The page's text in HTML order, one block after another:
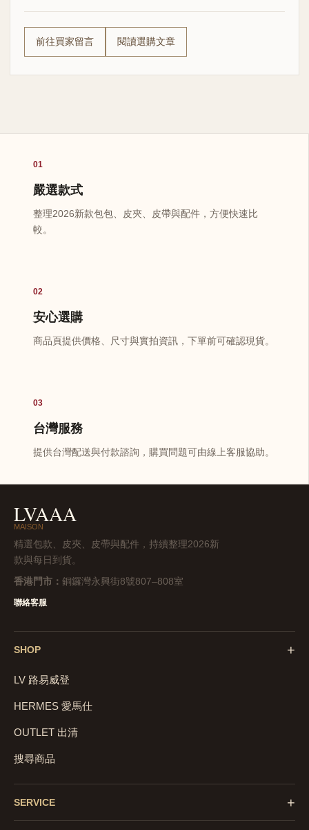
前往買家留言 閱讀選購文章
01
嚴選款式
整理2026新款包包、皮夾、皮帶與配件，方便快速比
較。
02
安心選購
商品頁提供價格、尺寸與實拍資訊，下單前可確認現貨。
03
台灣服務
提供台灣配送與付款諮詢，購買問題可由線上客服協助。
LVAAA
MAISON
精選包款、皮夾、皮帶與配件，持續整理2026新
款與每日到貨。
香港門市： 銅鑼灣永興街8號807–808室
聯絡客服
SHOP +
LV 路易威登
HERMES 愛馬仕
OUTLET 出清
搜尋商品
SERVICE +